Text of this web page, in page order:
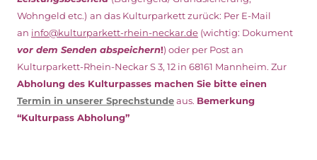
Wohngeld etc.) an das Kulturparkett zurück: Per E-Mail
an info@kulturparkett-rhein-neckar.de (wichtig: Dokument
vor dem Senden abspeichern!) oder per Post an
Kulturparkett-Rhein-Neckar S 3, 12 in 68161 Mannheim. Zur
Abholung des Kulturpasses machen Sie bitte einen
Termin in unserer Sprechstundeaus. Bemerkung
“Kulturpass Abholung”